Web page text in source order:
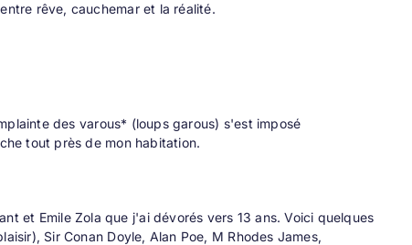
rêve, cauchemar et la réalité.
des varous* (loups garous) s'est imposé
tout près de mon habitation.
et Emile Zola que j'ai dévorés vers 13 ans. Voici quelques
Sir Conan Doyle, Alan Poe, M Rhodes James,